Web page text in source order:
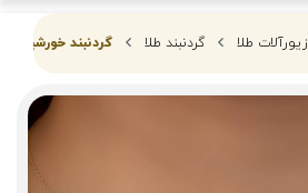
زیورآلات طلا گردنبند طلا گردنبند خورشیدی